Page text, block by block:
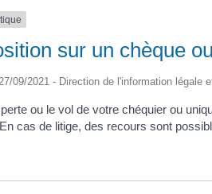
sur un chèque
09/2021 - Direction de l'information légale
ou le vol de votre chéquier ou
cas de litige, des recours sont